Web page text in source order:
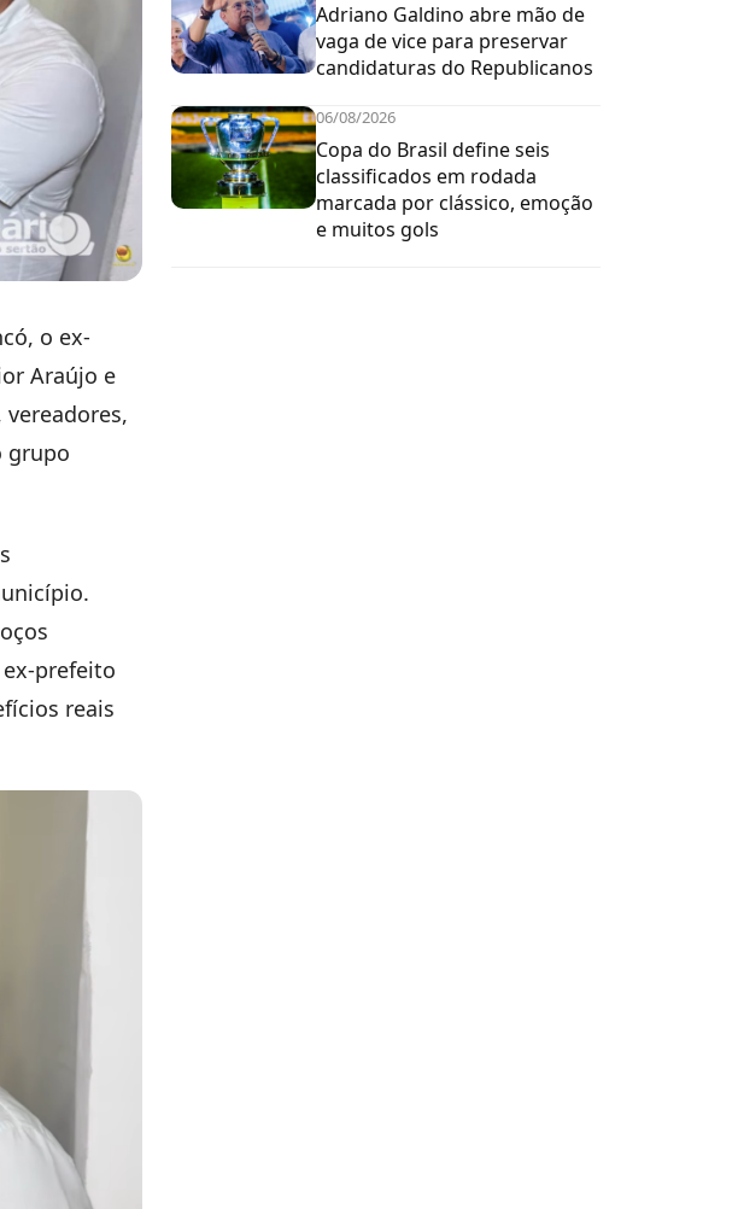
o ex-
Araújo e
grupo
prefeito
reais
Adriano Galdino abre mão de
vaga de vice para preservar
candidaturas do Republicanos
06/08/2026
Copa do Brasil define seis
classificados em rodada
marcada por clássico, emoção
e muitos gols